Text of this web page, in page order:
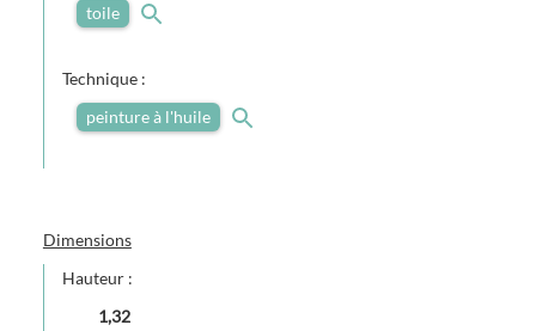
toile
Technique :
peinture à l'huile
Dimensions
Hauteur :
1,32